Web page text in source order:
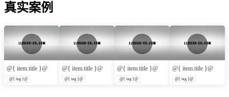
真实案例
@{ item.title }@
@{ tag }@
@{ item.title }@
@{ tag }@
@{ item.title }@
@{ tag }@
@{ item.title }@
@{ tag }@